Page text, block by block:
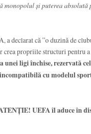
și puterea absolută
a declarat că ”o duzină de
propriile structuri pentru
unei ligi închise, rezervată
cu modelul
UEFA îl aduce în